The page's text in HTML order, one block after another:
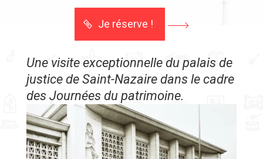
Je réserve !
Une visite exceptionnelle du palais de
justice de Saint-Nazaire dans le cadre
des Journées du patrimoine.